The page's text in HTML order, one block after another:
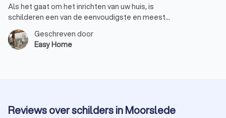
Als het gaat om het inrichten van uw huis, is
schilderen een van de eenvoudigste en meest
effectieve manieren om een totaal nieuwe
uitstraling te creëren. Of u nu een gezellige sfeer
wilt of juist iets moderns en stralends, met de juiste
Geschreven door
Easy Home
Reviews over schilders in Moorslede